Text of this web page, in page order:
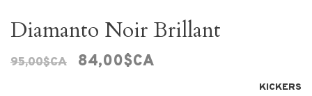
Diamanto Noir Brillant
95,00$CA 84,00$CA
KICKERS